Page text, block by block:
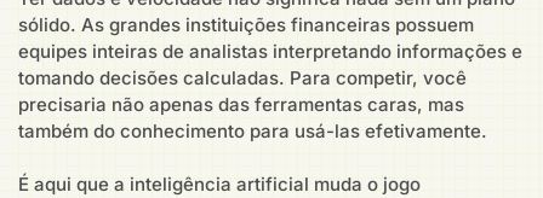
sólido. As grandes instituições financeiras possuem
equipes inteiras de analistas interpretando informações e
tomando decisões calculadas. Para competir, você
precisaria não apenas das ferramentas caras, mas
também do conhecimento para usá-las efetivamente.
É aqui que a inteligência artificial muda o jogo